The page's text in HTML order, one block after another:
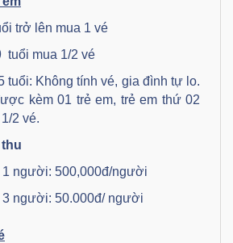
trở lên mua 1 vé
tuổi mua 1/2 vé
tuổi: Không tính vé, gia đình tự lo.
kèm 01 trẻ em, trẻ em thứ 02
2 vé.
1 người: 500,000đ/người
3 người: 50.000đ/ người